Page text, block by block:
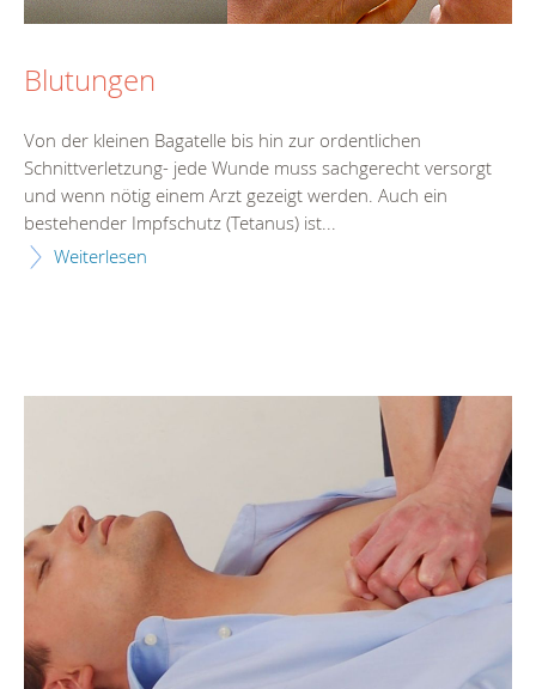
Blutungen
Von der kleinen Bagatelle bis hin zur ordentlichen
Schnittverletzung- jede Wunde muss sachgerecht versorgt
und wenn nötig einem Arzt gezeigt werden. Auch ein
bestehender Impfschutz (Tetanus) ist...
Weiterlesen